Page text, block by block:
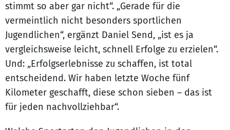
stimmt so aber gar nicht“. „Gerade für die
vermeintlich nicht besonders sportlichen
Jugendlichen“, ergänzt Daniel Send, „ist es ja
vergleichsweise leicht, schnell Erfolge zu erzielen“.
Und: „Erfolgserlebnisse zu schaffen, ist total
entscheidend. Wir haben letzte Woche fünf
Kilometer geschafft, diese schon sieben – das ist
für jeden nachvollziehbar“.